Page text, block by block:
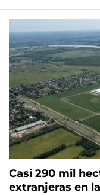
Casi 290 mil
extranjeras en